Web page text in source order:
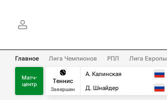
Главное Лига Чемпионов РПЛ Лига Европы
Матч-
центр
Теннис
Завершен
А. Калинская
Д. Шнайдер